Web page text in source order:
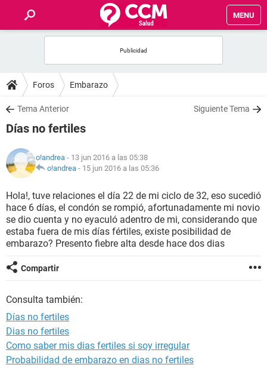
MENU
FOROS
SALUD
NUTRICIÓN
BIENESTAR
SEXUALIDAD
GLOSARIO
Foros Embarazo
Tema Anterior Siguiente Tema
Días no fertiles
o!andrea - 13 jun 2016 a las 05:38
o!andrea - 15 jun 2016 a las 05:36
Hola!, tuve relaciones el día 22 de mi ciclo de 32, eso sucedió
hace 6 días, el condón se rompió, afortunadamente mi novio
se dio cuenta y no eyaculó adentro de mi, considerando que
estaba fuera de mis días fértiles, existe posibilidad de
embarazo? Presento fiebre alta desde hace dos dias
Compartir
Consulta también:
Días no fertiles
Dias no fertiles
Como saber mis dias fertiles si soy irregular
Probabilidad de embarazo en dias no fertiles